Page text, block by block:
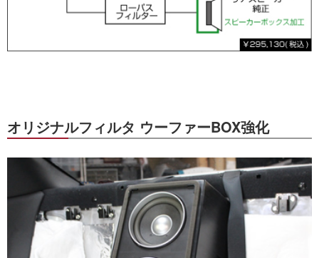
オリジナルフィルタ ウーファーBOX強化